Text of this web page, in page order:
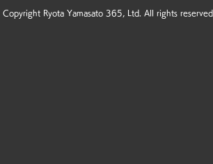
Copyright Ryota Yamasato 365, Ltd. All rights reserved.